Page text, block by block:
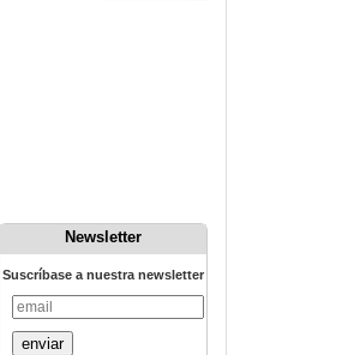
Newsletter
Suscríbase a nuestra newsletter
enviar